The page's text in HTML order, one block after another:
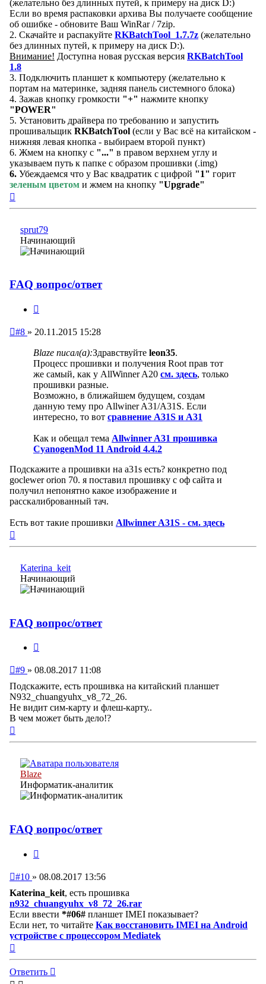
(желательно без длинных путей, к примеру на диск D:)
Если во время распаковки архива Вы получаете сообщение
об ошибке - обновите Ваш WinRar / 7zip.
2. Скачайте и распакуйте RKBatchTool_1.7.7z (желательно
без длинных путей, к примеру на диск D:).
Внимание! Доступна новая русская версия RKBatchTool
1.8
3. Подключить планшет к компьютеру (желательно к
портам на материнке, задняя панель системного блока)
4. Зажав кнопку громкости "+" нажмите кнопку
"POWER"
5. Установить драйвера по требованию и запустить
прошивальщик RKBatchTool (если у Вас всё на китайском -
нижняя левая кнопка - выбираем второй пункт)
6. Жмем на кнопку с "..." в правом верхнем углу и
указываем путь к папке с образом прошивки (.img)
6. Убеждаемся что у Вас квадратик с цифрой "1" горит
зеленым цветом и жмем на кнопку "Upgrade"
sprut79
Начинающий
FAQ вопрос/ответ
Непрочитанное
#8 » 20.11.2015 15:28
Blaze писал(а):Здравствуйте leon35.
Процесс прошивки и получения Root прав тот
же самый, как у AllWinner A20 см. здесь, только
прошивки разные.
Возможно, в ближайшем будущем, создам
данную тему про Allwiner A31/A31S. Если
интересно, то вот cравнение А31S и А31
Как и обещал тема Allwinner A31 прошивка
CyanogenMod 11 Android 4.4.2
Подскажите а прошивки на a31s есть? конкретно под
goclewer orion 70. я поставил прошивку с оф сайта и
получил непонятно какое изображение и
расскалиброванный тач.
Есть вот такие прошивки Allwinner A31S - см. здесь
Katerina_keit
Начинающий
FAQ вопрос/ответ
Непрочитанное
#9 » 08.08.2017 11:08
Подскажите, есть прошивка на китайский планшет
N932_chuangyuhx_v8_72_26.
Не видит сим-карту и флеш-карту..
В чем может быть дело!?
к
Blaze
Информатик-аналитик
FAQ вопрос/ответ
Непрочитанное
#10 » 08.08.2017 13:56
Katerina_keit, есть прошивка
n932_chuangyuhx_v8_72_26.rar
Если ввести *#06# планшет IMEI показывает?
Если нет, то читайте Как восстановить IMEI на Android
устройстве с процессором Mediatek
началу
Ответить